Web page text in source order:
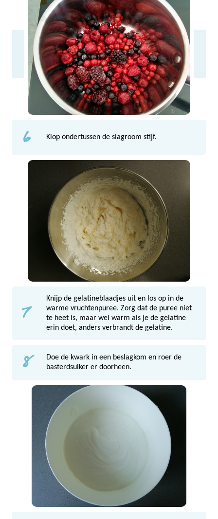
6 Klop ondertussen de slagroom stijf.
7
Knijp de gelatineblaadjes uit en los op in de
warme vruchtenpuree. Zorg dat de puree niet
te heet is, maar wel warm als je de gelatine
erin doet, anders verbrandt de gelatine.
8
Doe de kwark in een beslagkom en roer de
basterdsuiker er doorheen.